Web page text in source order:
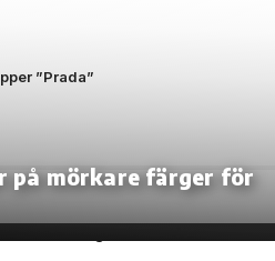
”Prada”
på mörkare färger för